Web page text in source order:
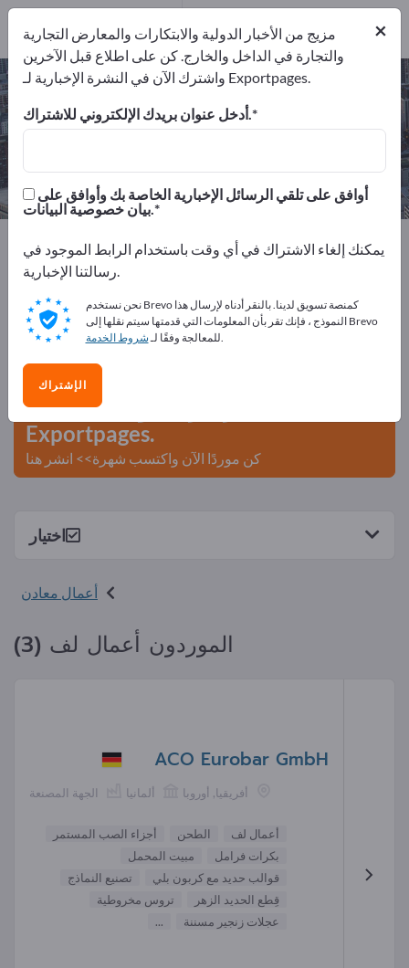
أعمال لف – اعثر على الشركات المصنعة
والموردين
3
3
Exportpages الخدمات التصنيع التعاقدي
أعمال معادن
أعمال لف
أعلن مجانًا على Exportpages!
الاحتياجات – العروض – السلع المستعملة – جهات الاتصال
التجارية >> ابدأ من هنا
انشر شركتك ومنتجاتك على
Exportpages.
كن موردًا الآن واكتسب شهرة>> انشر هنا
اختيار
أعمال معادن
الموردون أعمال لف (3)
ACO Eurobar GmbH
الجهة المصنعة ألمانيا أفريقيا, أوروبا
أعمال لف الطحن
أجزاء الصب المستمر
بكرات فرامل
مبيت المحمل
قوالب حديد مع كربون بلي
تصنيع النماذج
قِطع الحديد الزهر
تروس مخروطية
عجلات زنجير مسننة
...
×
مزيج من الأخبار الدولية والابتكارات والمعارض التجارية
والتجارة في الداخل والخارج. كن على اطلاع قبل الآخرين
واشترك الآن في النشرة الإخبارية لـ Exportpages.
أدخل عنوان بريدك الإلكتروني للاشتراك.
بيان خصوصية البيانات.
يمكنك إلغاء الاشتراك في أي وقت باستخدام الرابط الموجود في
رسالتنا الإخبارية.
نحن نستخدم Brevo كمنصة تسويق لدينا. بالنقر أدناه لإرسال هذا
النموذج ، فإنك تقر بأن المعلومات التي قدمتها سيتم نقلها إلى Brevo
للمعالجة وفقًا لـشروط الخدمة .
الإشتراك